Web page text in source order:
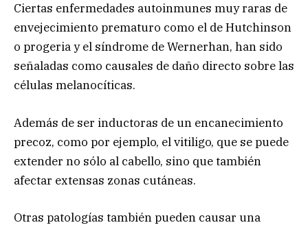
Ciertas enfermedades autoinmunes muy raras de
envejecimiento prematuro como el de Hutchinson
o progeria y el síndrome de Wernerhan, han sido
señaladas como causales de daño directo sobre las
células melanocíticas.
Además de ser inductoras de un encanecimiento
precoz, como por ejemplo, el vitiligo, que se puede
extender no sólo al cabello, sino que también
afectar extensas zonas cutáneas.
Otras patologías también pueden causar una